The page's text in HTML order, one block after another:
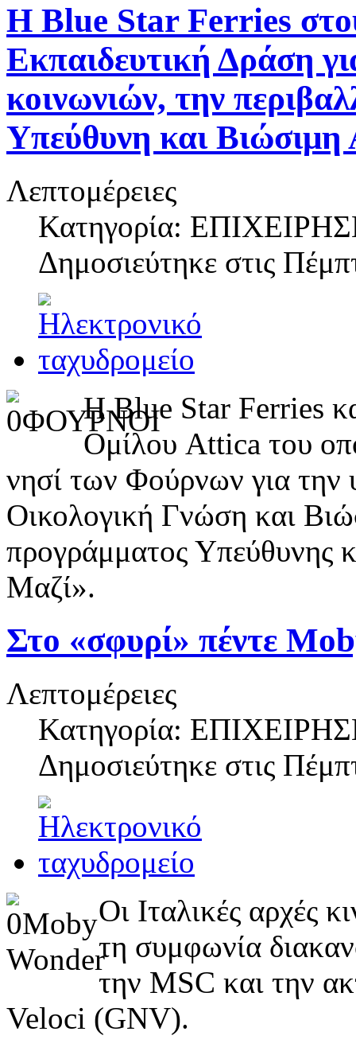
H Blue Star Ferries
Εκπαιδευτική Δράση
κοινωνιών, την
Υπεύθυνη και Βιώσιμη
Λεπτομέρειες
Κατηγορία:
Δημοσιεύτηκε στις
H Blue Star Ferries
Ομίλου Attica του
νησί των Φούρνων για την
Οικολογική Γνώση και
προγράμματος Υπεύθυνης
Μαζί».
Στο «σφυρί» πέντε
Λεπτομέρειες
Κατηγορία:
Δημοσιεύτηκε στις
Οι Ιταλικές αρχές
τη συμφωνία
την MSC και την
Veloci (GNV).